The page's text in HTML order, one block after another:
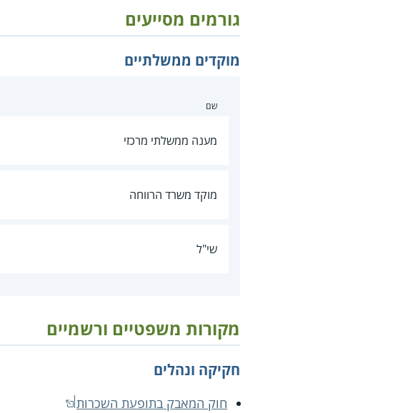
גורמים מסייעים
מוקדים ממשלתיים
שם
מענה ממשלתי מרכזי
מוקד משרד הרווחה
שי"ל
מקורות משפטיים ורשמיים
חקיקה ונהלים
חוק המאבק בתופעת השכרות